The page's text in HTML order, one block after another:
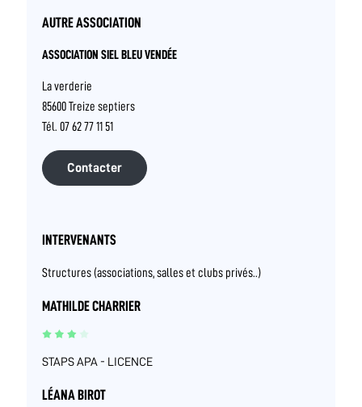
AUTRE ASSOCIATION
ASSOCIATION SIEL BLEU VENDÉE
La verderie
85600 Treize septiers
Tél. 07 62 77 11 51
Contacter
INTERVENANTS
Structures (associations, salles et clubs privés..)
MATHILDE CHARRIER
STAPS APA - LICENCE
LÉANA BIROT